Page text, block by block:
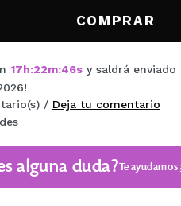
COMPRAR
17h:22m:45sy saldrá enviado
!
/ Deja tu comentario
alguna duda?Te ayudamos